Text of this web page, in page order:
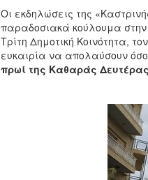
Οι εκδηλώσεις της
παραδοσιακά κούλουμα
Τρίτη Δημοτική Κοινότητα,
ευκαιρία να απολαύσουν
πρωί της Καθαράς